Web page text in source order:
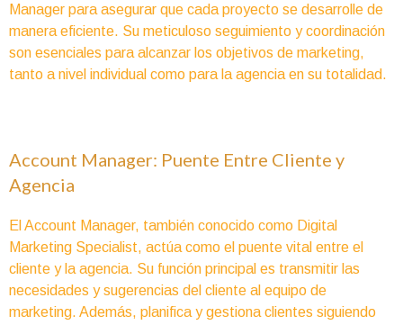
Manager para asegurar que cada proyecto se desarrolle de
manera eficiente. Su meticuloso seguimiento y coordinación
son esenciales para alcanzar los objetivos de marketing,
tanto a nivel individual como para la agencia en su totalidad.
Account Manager: Puente Entre Cliente y
Agencia
El Account Manager, también conocido como Digital
Marketing Specialist, actúa como el puente vital entre el
cliente y la agencia. Su función principal es transmitir las
necesidades y sugerencias del cliente al equipo de
marketing. Además, planifica y gestiona clientes siguiendo